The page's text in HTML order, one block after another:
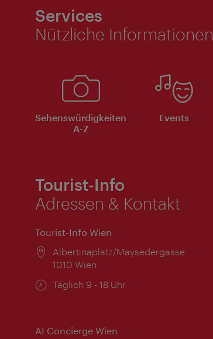
Services
Nützliche Informationen
Sehenswürdigkeiten
A-Z
Events
Tourist-Info
Adressen & Kontakt
Tourist-Info Wien
Ort:
Albertinaplatz/Maysedergasse
1010 Wien
Öffnungszeiten:
Täglich 9 - 18 Uhr
AI Concierge Wien